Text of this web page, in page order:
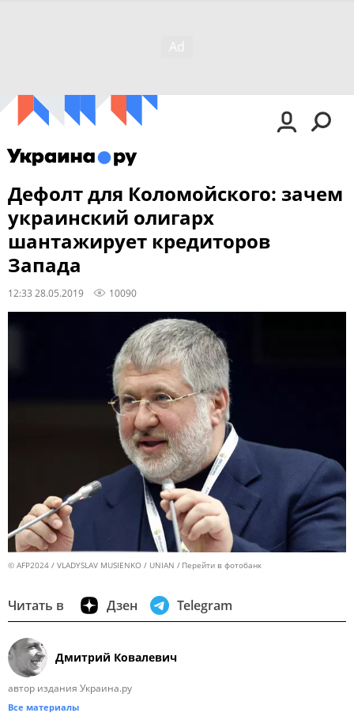
Дефолт для Коломойского: зачем
украинский олигарх
шантажирует кредиторов
Запада
12:33 28.05.2019 10090
© AFP2024 / VLADYSLAV MUSIENKO / UNIAN Перейти в фотобанк
Читать в Дзен Telegram
Дмитрий Ковалевич
автор издания Украина.ру
Все материалы